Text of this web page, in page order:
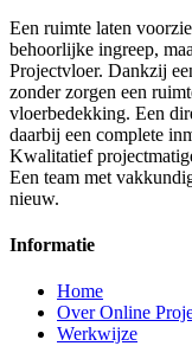
Een ruimte laten
behoorlijke ingreep,
Projectvloer. Dankzij
zonder zorgen een
vloerbedekking. Een
daarbij een complete
Kwalitatief
Een team met
nieuw.
Informatie
Home
Over Online
Werkwijze